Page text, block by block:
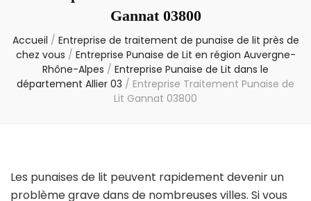
Gannat 03800
Accueil / Entreprise de traitement de punaise de lit près de
chez vous / Entreprise Punaise de Lit en région Auvergne-
Rhône-Alpes / Entreprise Punaise de Lit dans le
département Allier 03 / Entreprise Traitement Punaise de
Lit Gannat 03800
Les punaises de lit peuvent rapidement devenir un
problème grave dans de nombreuses villes. Si vous